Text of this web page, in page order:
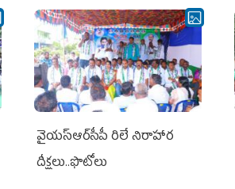
వైయ‌స్ఆర్‌సీపీ రిలే నిరాహార
దీక్షలు..ఫొటోలు